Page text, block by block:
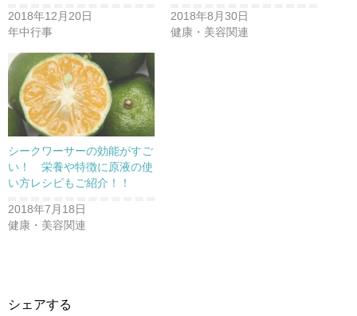
開
き
ま
す
新
し
ン
ド
ウ
で
開
き
ま
す
)
開
き
2018年12月20日
年中行事
2018年8月30日
健康・美容関連
シークワーサーの効能がすご
い！ 栄養や特徴に原液の使
い方レシピもご紹介！！
2018年7月18日
健康・美容関連
シェアする